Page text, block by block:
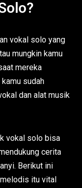
vokal solo yang
mungkin kamu
mereka
kamu sudah
dan alat musik
vokal solo bisa
cerita
Berikut ini
itu vital